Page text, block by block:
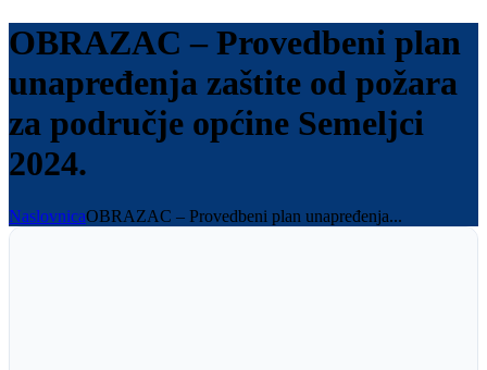
OBRAZAC – Provedbeni plan
unapređenja zaštite od požara
za područje općine Semeljci
2024.
NaslovnicaOBRAZAC – Provedbeni plan unapređenja...